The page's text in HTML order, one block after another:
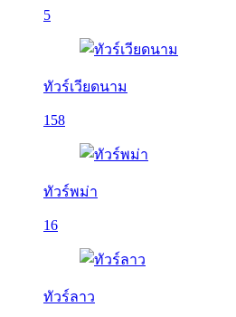
5
ทัวร์เวียดนาม
158
ทัวร์พม่า
16
ทัวร์ลาว